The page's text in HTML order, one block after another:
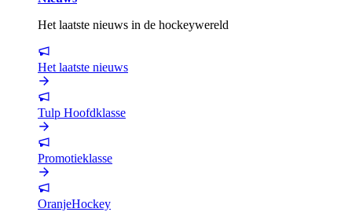
Het laatste nieuws in de hockeywereld
Het laatste nieuws
Tulp Hoofdklasse
Promotieklasse
OranjeHockey